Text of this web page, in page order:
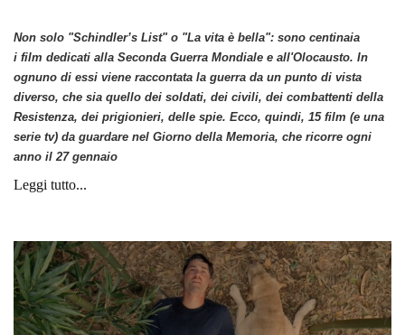
Non solo "Schindler’s List" o "La vita è bella": sono centinaia
i film dedicati alla Seconda Guerra Mondiale e all'Olocausto. In
ognuno di essi viene raccontata la guerra da un punto di vista
diverso, che sia quello dei soldati, dei civili, dei combattenti della
Resistenza, dei prigionieri, delle spie. Ecco, quindi, 15 film (e una
serie tv) da guardare nel Giorno della Memoria, che ricorre ogni
anno il 27 gennaio
Leggi tutto...